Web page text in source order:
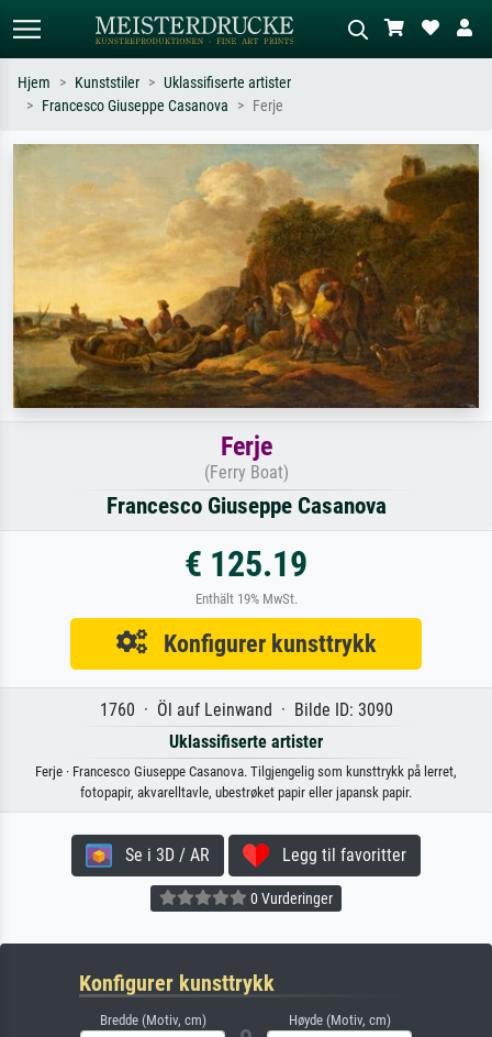
Søk etter kunstner, tittel eller stil – for
eksempel Monet, Stjernenatt,
impresjonisme, Hokusai-bølgen, akt.
Beskriv scenen – for eksempel grønn
eng, abstrakt med mye rødt, mørkt
oljemaleri, stående akt ved et tre.
Hjem Kunststiler
Uklassifiserte artister
Francesco Giuseppe Casanova
Ferje
Ferje
(Ferry Boat)
Francesco Giuseppe Casanova
€ 125.19
Enthält 19% MwSt.
Konfigurer kunsttrykk
1760 · Öl auf Leinwand · Bilde ID: 3090
Uklassifiserte artister
Ferje · Francesco Giuseppe Casanova. Tilgjengelig som kunsttrykk på lerret,
fotopapir, akvarelltavle, ubestrøket papir eller japansk papir.
Se i 3D / AR Legg til favoritter
0 Vurderinger
Konfigurer kunsttrykk
Bredde (Motiv, cm) Høyde (Motiv, cm)